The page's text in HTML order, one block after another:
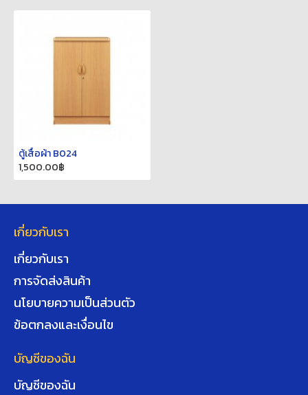
ตู้เสื้อผ้า B024
1,500.00฿
เกี่ยวกับเรา
เกี่ยวกับเรา
การจัดส่งสินค้า
นโยบายความเป็นส่วนตัว
ข้อตกลงและเงื่อนไข
บัญชีของฉัน
บัญชีของฉัน